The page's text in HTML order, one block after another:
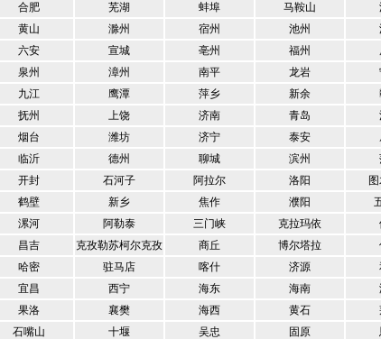
合肥
芜湖 蚌埠 马鞍山
黄山
滁州 宿州 池州
六安
宣城 亳州 福州
泉州
漳州 南平 龙岩
九江
鹰潭 萍乡 新余
抚州
上饶 济南 青岛
烟台
潍坊 济宁 泰安
临沂
德州 聊城 滨州
开封
石河子 阿拉尔 洛阳
鹤壁
新乡 焦作 濮阳
漯河
阿勒泰 三门峡 克拉玛依
昌吉
克孜勒苏柯尔克孜 商丘 博尔塔拉
哈密
驻马店 喀什 济源
宜昌
西宁 海东 海南
果洛
襄樊 海西 黄石
石嘴山
十堰 吴忠 固原